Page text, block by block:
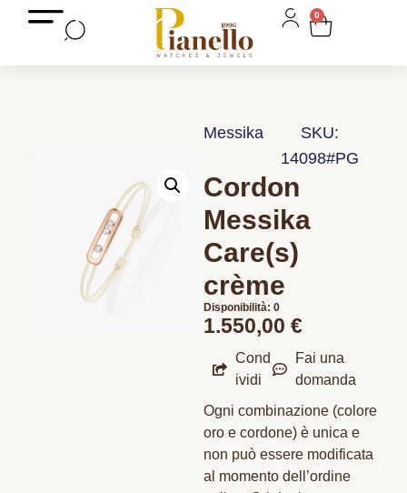
0
Messika
SKU:
14098#PG
Cordon
Messika
Care(s)
crème
Disponibilità: 0
1.550,00 €
Cond
ividi
Fai una
domanda
Ogni combinazione (colore
oro e cordone) è unica e
non può essere modificata
al momento dell’ordine